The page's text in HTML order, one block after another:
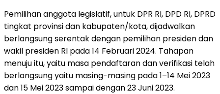
Pemilihan anggota legislatif, untuk DPR RI, DPD RI, DPRD
tingkat provinsi dan kabupaten/kota, dijadwalkan
berlangsung serentak dengan pemilihan presiden dan
wakil presiden RI pada 14 Februari 2024. Tahapan
menuju itu, yaitu masa pendaftaran dan verifikasi telah
berlangsung yaitu masing-masing pada 1–14 Mei 2023
dan 15 Mei 2023 sampai dengan 23 Juni 2023.